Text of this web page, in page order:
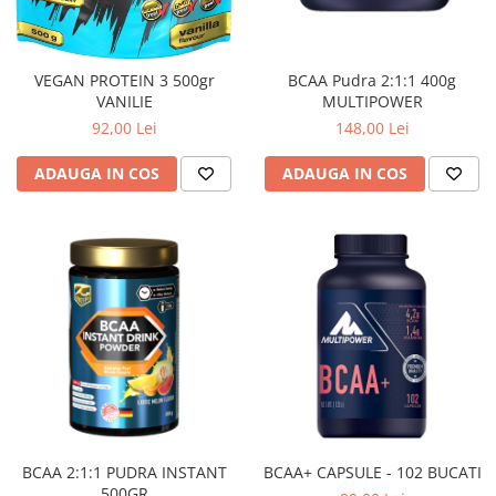
Palmare/Palete Box/Arte Martiale
Perne Antrenament Arte Martiale
Perne Antebrat/Pao
Manechini Arte Martiale
Imbracaminte sport
Tricouri / Maiouri
Trening/Compleu
Bluze / Hanorace/Geci
Sepci / Caciuli
Echipament compresie
Genti Echipament
Proteze/Protectii dentare
Incaltaminte
VEGAN PROTEIN 3 500gr
VANILIE
92,00 Lei
ADAUGA IN COS
BCAA Pudra 2:1:1 400g
MULTIPOWER
148,00 Lei
ADAUGA IN COS
BCAA 2:1:1 PUDRA INSTANT
BCAA+ CAPSULE - 102 BUCATI